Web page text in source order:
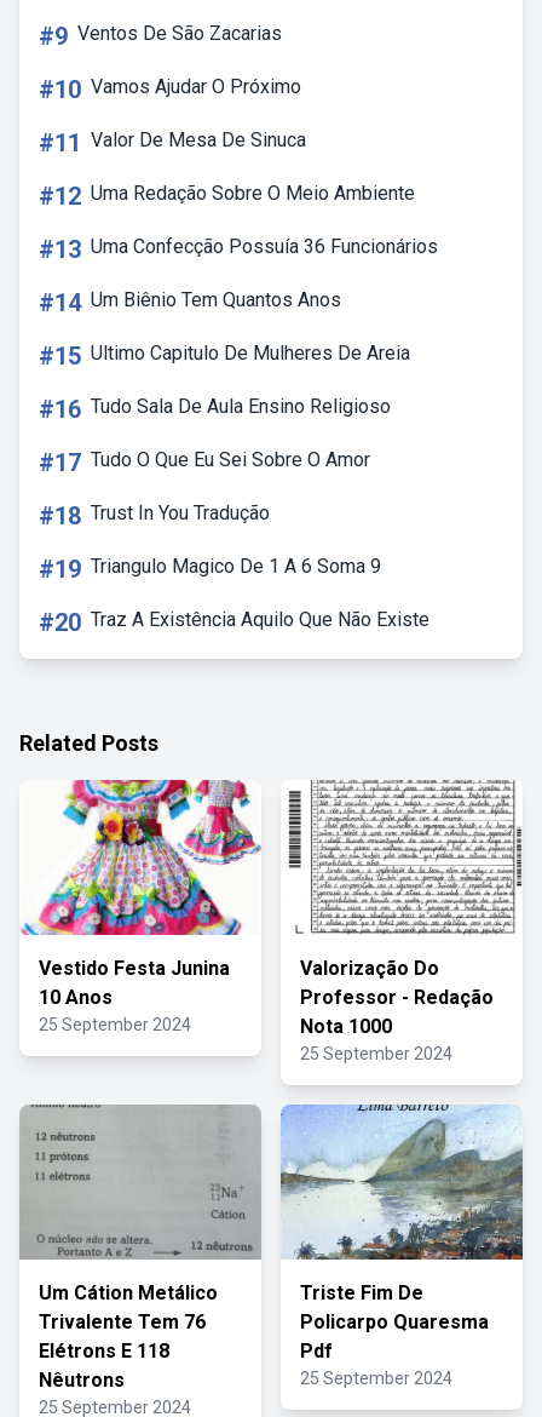
#9 Ventos De São Zacarias
#10 Vamos Ajudar O Próximo
#11 Valor De Mesa De Sinuca
#12 Uma Redação Sobre O Meio Ambiente
#13 Uma Confecção Possuía 36 Funcionários
#14 Um Biênio Tem Quantos Anos
#15 Ultimo Capitulo De Mulheres De Areia
#16 Tudo Sala De Aula Ensino Religioso
#17 Tudo O Que Eu Sei Sobre O Amor
#18 Trust In You Tradução
#19 Triangulo Magico De 1 A 6 Soma 9
#20 Traz A Existência Aquilo Que Não Existe
Related Posts
Vestido Festa Junina
10 Anos
25 September 2024
Valorização Do
Professor - Redação
Nota 1000
25 September 2024
Um Cátion Metálico
Trivalente Tem 76
Elétrons E 118
Nêutrons
25 September 2024
Triste Fim De
Policarpo Quaresma
Pdf
25 September 2024